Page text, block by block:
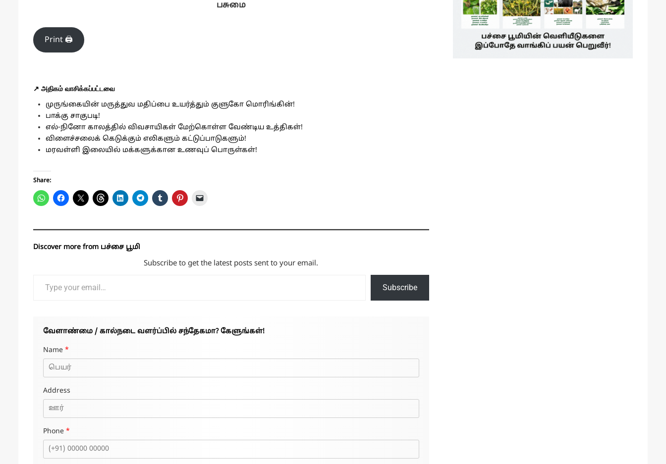
பசுமை
Print 🖨
↗️ அதிகம் வாசிக்கப்பட்டவை
முருங்கையின் மருத்துவ மதிப்பை உயர்த்தும் குளுகோ மொரிங்கின்!
பாக்கு சாகுபடி!
எல்-நினோ காலத்தில் விவசாயிகள் மேற்கொள்ள வேண்டிய உத்திகள்!
விளைச்சலைக் கெடுக்கும் எலிகளும் கட்டுப்பாடுகளும்!
மரவள்ளி இலையில் மக்களுக்கான உணவுப் பொருள்கள்!
Share:
Discover more from பச்சை பூமி
Subscribe to get the latest posts sent to your email.
Subscribe
வேளாண்மை / கால்நடை வளர்ப்பில் சந்தேகமா? கேளுங்கள்!
Name *
Address
Phone *